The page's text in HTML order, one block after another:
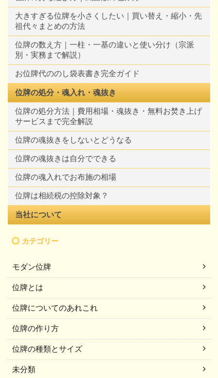
大きすぎる位牌を小さくしたい｜買い替え・縮小・先
祖代々まとめの方法
位牌の数え方｜一柱・一基の違いと使い分け（宗派
別・実務まで解説）
お位牌代ののし袋表書き完全ガイド
位牌の処分・魂入れ・魂抜き
位牌の処分方法｜費用相場・魂抜き・無料お焚き上げ
サービスまで完全解説
位牌の魂抜きをしないとどうなる
位牌の魂抜きは自分でできる
位牌の魂入れでお布施の相場
位牌は相続税の控除対象？
当社について
カテゴリー
モダン位牌
位牌とは
位牌についてのあれこれ
位牌の作り方
位牌の種類とサイズ
未分類